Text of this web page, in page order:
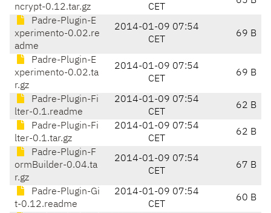
ncrypt-0.12.tar.gz CET
Padre-Plugin-E
xperimento-0.02.re
adme
2014-01-09 07:54
CET
69 B
Padre-Plugin-E
xperimento-0.02.ta
r.gz
2014-01-09 07:54
CET
69 B
Padre-Plugin-Fi
lter-0.1.readme
2014-01-09 07:54
CET
62 B
Padre-Plugin-Fi
lter-0.1.tar.gz
2014-01-09 07:54
CET
62 B
Padre-Plugin-F
ormBuilder-0.04.ta
r.gz
2014-01-09 07:54
CET
67 B
Padre-Plugin-Gi
t-0.12.readme
2014-01-09 07:54
CET
60 B